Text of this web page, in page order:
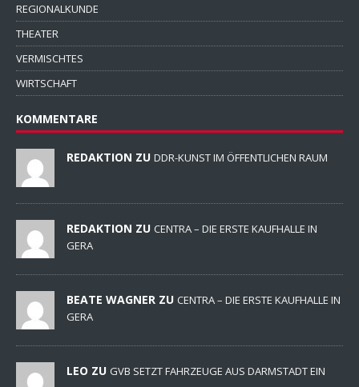
REGIONALKUNDE
THEATER
VERMISCHTES
WIRTSCHAFT
KOMMENTARE
REDAKTION ZU DDR-KUNST IM ÖFFENTLICHEN RAUM
REDAKTION ZU CENTRA – DIE ERSTE KAUFHALLE IN
GERA
BEATE WAGNER ZU CENTRA – DIE ERSTE KAUFHALLE IN
GERA
LEO ZU GVB SETZT FAHRZEUGE AUS DARMSTADT EIN